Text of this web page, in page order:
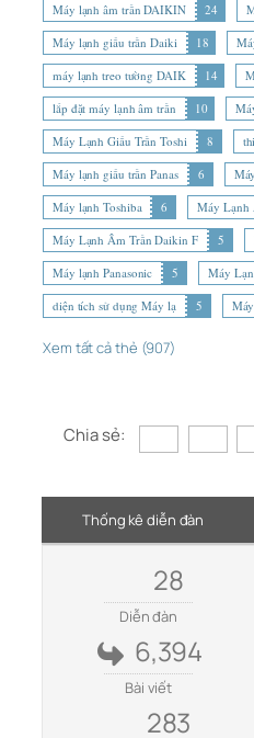
Máy lạnh âm trần DAIKIN 24
Máy lạnh giấu trần Daiki
18
máy lạnh treo tường DAIK
14
lắp đặt máy lạnh âm trần
10
Máy Lạnh Giấu Trần Toshi
8
Máy lạnh giấu trần Panas
6
Máy lạnh Toshiba
6 Máy Lạnh
Máy Lạnh Âm Trần Daikin F
5
Máy lạnh Panasonic
5 Máy
diện tích sử dụng Máy lạ
5
Xem tất cả thẻ (907)
Chia sẻ:
Thống kê diễn đàn
28
Diễn đàn
6,394
Bài viết
283